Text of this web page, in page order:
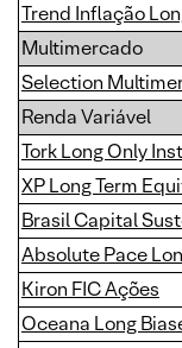
Trend Inflação
Multimercado
Selection
Renda Variável
Tork Long Only
XP Long Term
Brasil Capital
Absolute Pace
Kiron FIC Ações
Oceana Long